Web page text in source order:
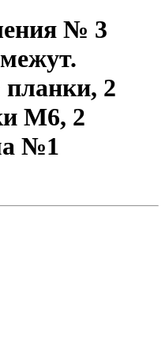
№ 3
2
М6, 2
№1